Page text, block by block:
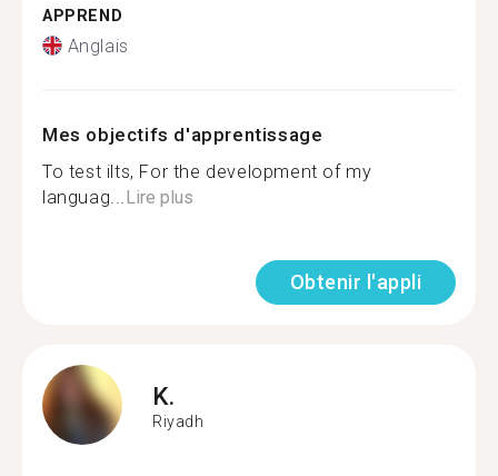
APPREND
Anglais
Mes objectifs d'apprentissage
To test ilts, For the development of my
languag... Lire plus
Obtenir l'appli
K.
Riyadh